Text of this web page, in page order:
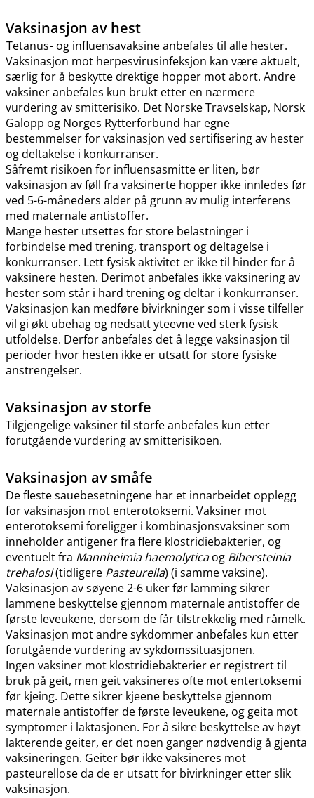
Vaksinasjon av hest
Tetanus- og influensavaksine anbefales til alle hester.
Vaksinasjon mot herpesvirusinfeksjon kan være aktuelt,
særlig for å beskytte drektige hopper mot abort. Andre
vaksiner anbefales kun brukt etter en nærmere
vurdering av smitterisiko. Det Norske Travselskap, Norsk
Galopp og Norges Rytterforbund har egne
bestemmelser for vaksinasjon ved sertifisering av hester
og deltakelse i konkurranser.
Såfremt risikoen for influensasmitte er liten, bør
vaksinasjon av føll fra vaksinerte hopper ikke innledes før
ved 5-6-måneders alder på grunn av mulig interferens
med maternale antistoffer.
Mange hester utsettes for store belastninger i
forbindelse med trening, transport og deltagelse i
konkurranser. Lett fysisk aktivitet er ikke til hinder for å
vaksinere hesten. Derimot anbefales ikke vaksinering av
hester som står i hard trening og deltar i konkurranser.
Vaksinasjon kan medføre bivirkninger som i visse tilfeller
vil gi økt ubehag og nedsatt yteevne ved sterk fysisk
utfoldelse. Derfor anbefales det å legge vaksinasjon til
perioder hvor hesten ikke er utsatt for store fysiske
anstrengelser.
Vaksinasjon av storfe
Tilgjengelige vaksiner til storfe anbefales kun etter
forutgående vurdering av smitterisikoen.
Vaksinasjon av småfe
De fleste sauebesetningene har et innarbeidet opplegg
for vaksinasjon mot enterotoksemi. Vaksiner mot
enterotoksemi foreligger i kombinasjonsvaksiner som
inneholder antigener fra flere klostridiebakterier, og
eventuelt fra Mannheimia haemolyticaog Bibersteinia
trehalosi(tidligere Pasteurella) (i samme vaksine).
Vaksinasjon av søyene 2-6 uker før lamming sikrer
lammene beskyttelse gjennom maternale antistoffer de
første leveukene, dersom de får tilstrekkelig med råmelk.
Vaksinasjon mot andre sykdommer anbefales kun etter
forutgående vurdering av sykdomssituasjonen.
Ingen vaksiner mot klostridiebakterier er registrert til
bruk på geit, men geit vaksineres ofte mot entertoksemi
før kjeing. Dette sikrer kjeene beskyttelse gjennom
maternale antistoffer de første leveukene, og geita mot
symptomer i laktasjonen. For å sikre beskyttelse av høyt
lakterende geiter, er det noen ganger nødvendig å gjenta
vaksineringen. Geiter bør ikke vaksineres mot
pasteurellose da de er utsatt for bivirkninger etter slik
vaksinasjon.